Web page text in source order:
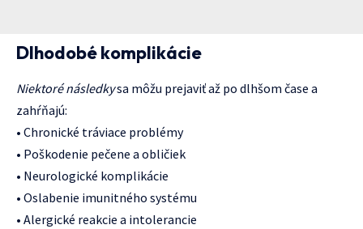
Dlhodobé komplikácie
Niektoré následkysa môžu prejaviť až po dlhšom čase a
zahŕňajú:
• Chronické tráviace problémy
• Poškodenie pečene a obličiek
• Neurologické komplikácie
• Oslabenie imunitného systému
• Alergické reakcie a intolerancie